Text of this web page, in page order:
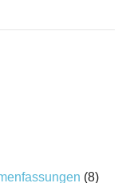
(8)